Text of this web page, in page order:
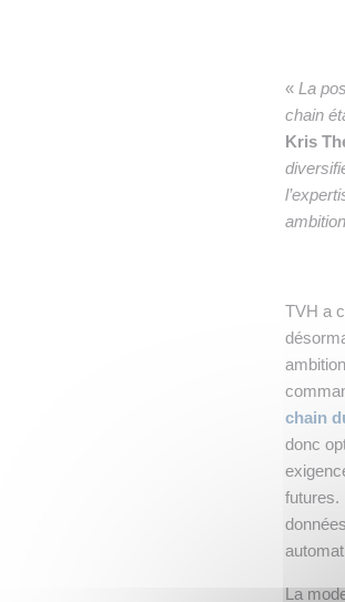
« La
chain
Kris
TVH a
chain
donc
futures.
La